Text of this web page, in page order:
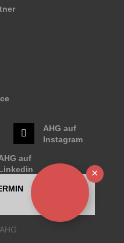
AHG auf
Instagram
auf